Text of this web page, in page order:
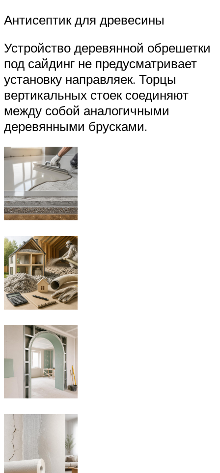
Антисептик для древесины
Устройство деревянной обрешетки
под сайдинг не предусматривает
установку направляек. Торцы
вертикальных стоек соединяют
между собой аналогичными
деревянными брусками.